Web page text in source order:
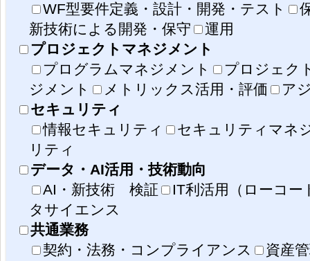
WF型要件定義・設計・開発・テスト
新技術による開発・保守
運用
プロジェクトマネジメント
プログラムマネジメント
プロジェク
ジメント
メトリックス活用・評価
ア
セキュリティ
情報セキュリティ
セキュリティマネ
リティ
データ・AI活用・技術動向
AI・新技術 検証
IT利活用（ローコー
タサイエンス
共通業務
契約・法務・コンプライアンス
資産